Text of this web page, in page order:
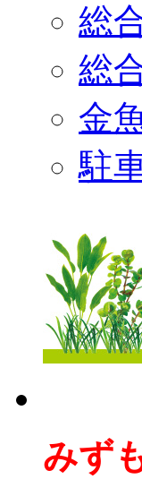
総
総
金
駐
みず